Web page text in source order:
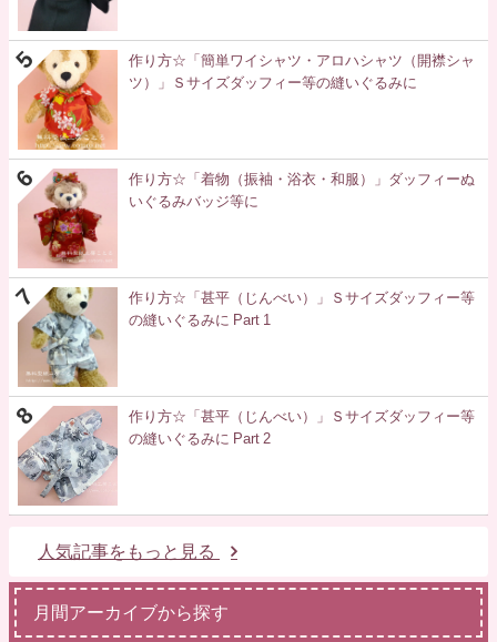
作り方☆「簡単ワイシャツ・アロハシャツ（開襟シャ
ツ）」Ｓサイズダッフィー等の縫いぐるみに
作り方☆「着物（振袖・浴衣・和服）」ダッフィーぬ
いぐるみバッジ等に
作り方☆「甚平（じんべい）」Ｓサイズダッフィー等
の縫いぐるみに Part 1
作り方☆「甚平（じんべい）」Ｓサイズダッフィー等
の縫いぐるみに Part 2
人気記事をもっと見る
月間アーカイブから探す